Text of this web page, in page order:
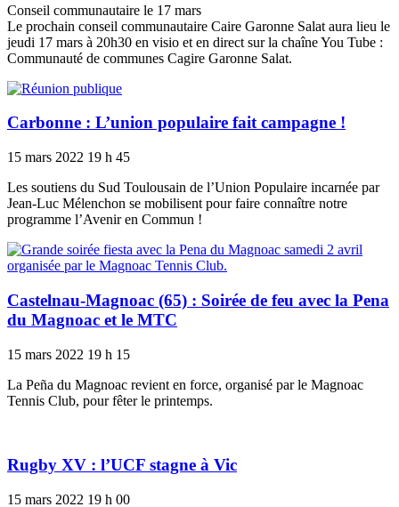
Conseil communautaire le 17 mars
Le prochain conseil communautaire Caire Garonne Salat aura lieu le
jeudi 17 mars à 20h30 en visio et en direct sur la chaîne You Tube :
Communauté de communes Cagire Garonne Salat.
Carbonne : L’union populaire fait campagne !
15 mars 2022 19 h 45
Les soutiens du Sud Toulousain de l’Union Populaire incarnée par
Jean-Luc Mélenchon se mobilisent pour faire connaître notre
programme l’Avenir en Commun !
Castelnau-Magnoac (65) : Soirée de feu avec la Pena
du Magnoac et le MTC
15 mars 2022 19 h 15
La Peña du Magnoac revient en force, organisé par le Magnoac
Tennis Club, pour fêter le printemps.
Rugby XV : l’UCF stagne à Vic
15 mars 2022 19 h 00